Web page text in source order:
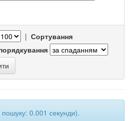
| Сортування
пошуку: 0.001 секунди).